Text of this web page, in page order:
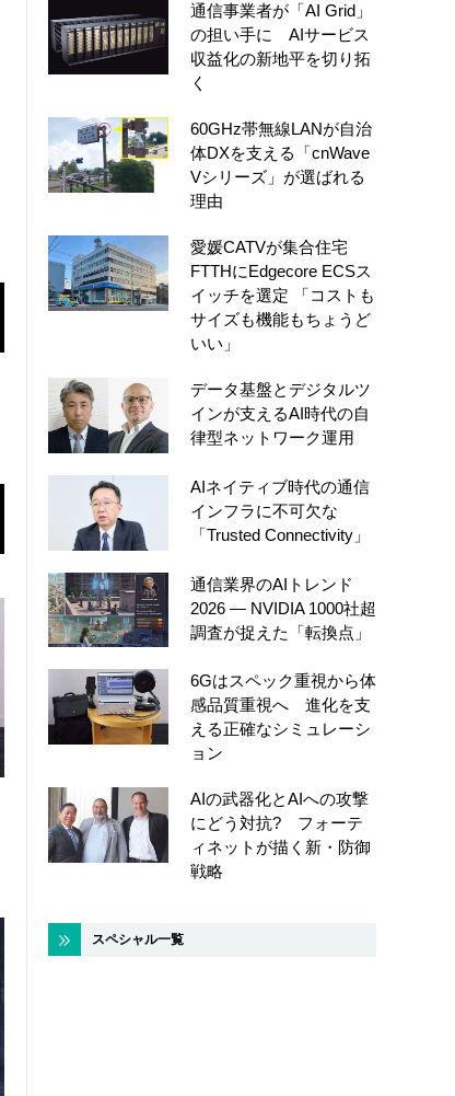
通信事業者が「AI Grid」
の担い手に AIサービス
収益化の新地平を切り拓
く
60GHz帯無線LANが自治
体DXを支える「cnWave
Vシリーズ」が選ばれる
理由
愛媛CATVが集合住宅
FTTHにEdgecore ECSス
イッチを選定 「コストも
サイズも機能もちょうど
いい」
データ基盤とデジタルツ
インが支えるAI時代の自
律型ネットワーク運用
AIネイティブ時代の通信
インフラに不可欠な
「Trusted Connectivity」
通信業界のAIトレンド
2026 ― NVIDIA 1000社超
調査が捉えた「転換点」
6Gはスペック重視から体
感品質重視へ 進化を支
える正確なシミュレーシ
ョン
AIの武器化とAIへの攻撃
にどう対抗? フォーテ
ィネットが描く新・防御
戦略
スペシャル一覧